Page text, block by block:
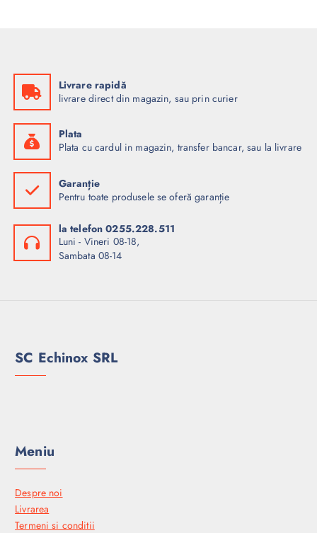
Livrare rapidă
livrare direct din magazin, sau prin curier
Plata
Plata cu cardul in magazin, transfer bancar, sau la livrare
Garanție
Pentru toate produsele se oferă garanție
la telefon 0255.228.511
Luni - Vineri 08-18,
Sambata 08-14
SC Echinox SRL
Meniu
Despre noi
Livrarea
Termeni si conditii